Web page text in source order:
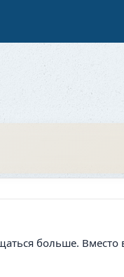
больше.